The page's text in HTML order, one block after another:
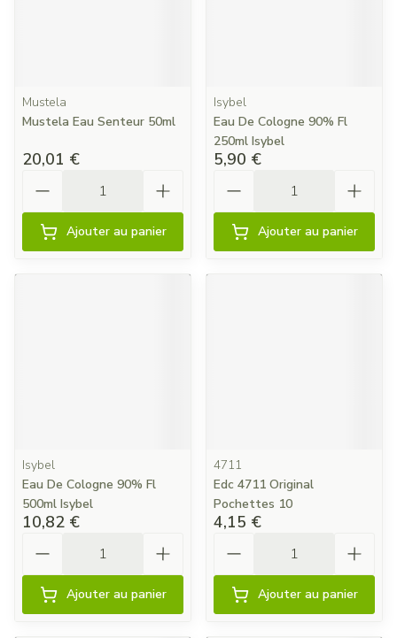
Mustela
Mustela Eau Senteur 50ml
20,01 €
Ajouter au panier
Isybel
Eau De Cologne 90% Fl
250ml Isybel
5,90 €
Ajouter au panier
Isybel
Eau De Cologne 90% Fl
500ml Isybel
10,82 €
Ajouter au panier
4711
Edc 4711 Original
Pochettes 10
4,15 €
Ajouter au panier